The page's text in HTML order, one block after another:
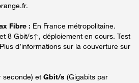
Fibre : En France métropolitaine.
8 Gbit/s↑, déploiement en cours. Test
d’informations sur la couverture sur
seconde) et Gbit/s (Gigabits par